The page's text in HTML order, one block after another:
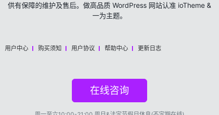
供有保障的维护及售后。做高品质 WordPress 网站认准 ioTheme &
一为主题。
用户中心 购买须知 用户协议 帮助中心 更新日志
在线咨询